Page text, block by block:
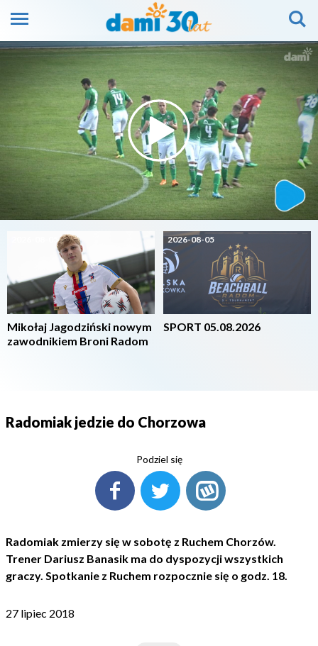
2026-08-05
Mikołaj Jagodziński nowym
zawodnikiem Broni Radom
2026-08-05
SPORT 05.08.2026
Radomiak jedzie do Chorzowa
Podziel się
Radomiak zmierzy się w sobotę z Ruchem Chorzów.
Trener Dariusz Banasik ma do dyspozycji wszystkich
graczy. Spotkanie z Ruchem rozpocznie się o godz. 18.
27 lipiec 2018